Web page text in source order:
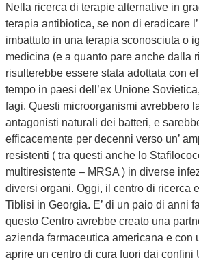
Nella ricerca di terapie alternative in
terapia antibiotica, se non di eradicare
imbattuto in una terapia sconosciuta o
medicina (e a quanto pare anche dalla
risulterebbe essere stata adottata con
tempo in paesi dell’ex Unione
fagi. Questi microorganismi avrebbero
antagonisti naturali dei batteri, e
efficacemente per decenni verso un’
resistenti ( tra questi anche lo
multiresistente – MRSA ) in diverse
diversi organi. Oggi, il centro di ricerca
Tiblisi in Georgia. E’ di un paio di anni
questo Centro avrebbe creato una
azienda farmaceutica americana e con
aprire un centro di cura fuori dai confini